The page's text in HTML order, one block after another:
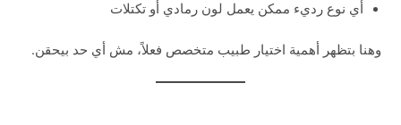
أي نوع رديء ممكن يعمل لون رمادي أو تكتلات
وهنا بتظهر أهمية اختيار طبيب متخصص فعلاً، مش أي حد بيحقن.